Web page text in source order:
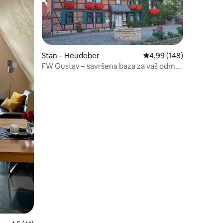
Stan – Heudeber Prosječna ocjena:
4,99 (148)
FW Gustav – savršena baza za vaš odmor